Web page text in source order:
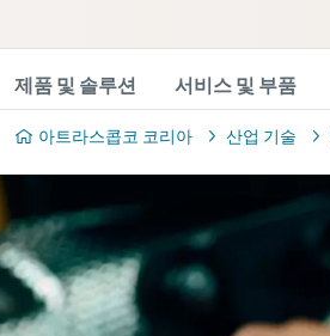
제품 및 솔루션 서비스 및 부품
아트라스콥코 코리아 산업 기술